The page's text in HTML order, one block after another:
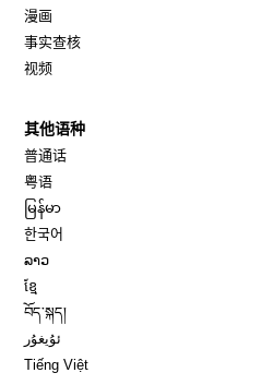
漫画
事实查核
视频
其他语种
普通话
粤语
မြန်မာ
한국어
ລາວ
ខ្មែ
བོད་སྐད།
ئۇيغۇر
Tiếng Việt